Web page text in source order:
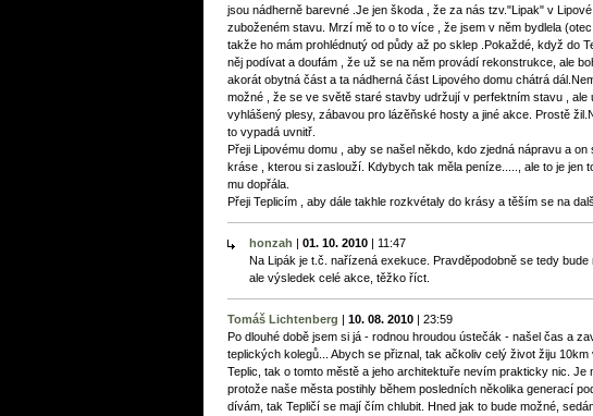
jsou nádherně barevné .Je jen škoda , že za nás tzv."Lipak" v
zuboženém stavu. Mrzí mě to o to více , že jsem v něm bydlela (otec
takže ho mám prohlédnutý od půdy až po sklep .Pokaždé, když do
něj podívat a doufám , že už se na něm provádí rekonstrukce, ale
akorát obytná část a ta nádherná část Lipového domu chátrá
možné , že se ve světě staré stavby udržují v perfektním stavu , ale
vyhlášený plesy, zábavou pro lázěňské hosty a jiné akce. Prostě
to vypadá uvnitř.
Přeji Lipovému domu , aby se našel někdo, kdo zjedná nápravu a
kráse , kterou si zaslouží. Kdybych tak měla peníze....., ale to je jen
mu dopřála.
Přeji Teplicím , aby dále takhle rozkvétaly do krásy a těším se na
honzah | 01. 10. 2010 | 11:47
Na Lipák je t.č. nařízená exekuce. Pravděpodobně se tedy bude
ale výsledek celé akce, těžko říct.
Tomáš Lichtenberg | 10. 08. 2010 | 23:59
Po dlouhé době jsem si já - rodnou hroudou ústečák - našel čas a
teplických kolegů... Abych se přiznal, tak ačkoliv celý život žiju
Teplic, tak o tomto městě a jeho architektuře nevím prakticky nic. Je
protože naše města postihly během posledních několika generací
dívám, tak Tepličí se mají čím chlubit. Hned jak to bude možné,